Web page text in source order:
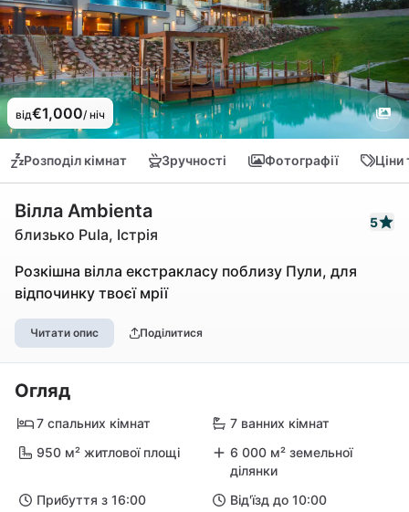
від€1,000/ ніч
Розподіл кімнат Зручності Фотографії Ціни
Вілла Ambienta
близько Pula, Істрія
5
Розкішна вілла екстракласу поблизу Пули, для
відпочинку твоєї мрії
Читати опис Поділитися
Огляд
7 спальних кімнат
7 ванних кімнат
950 м² житлової площі
6 000 м² земельної
ділянки
Прибуття з 16:00
Від'їзд до 10:00